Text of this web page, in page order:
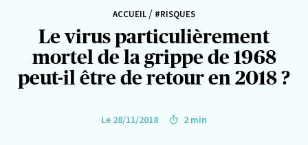
ACCUEIL / #RISQUES
Le virus particulièrement
mortel de la grippe de 1968
peut-il être de retour en 2018 ?
Le 28/11/2018 2 min